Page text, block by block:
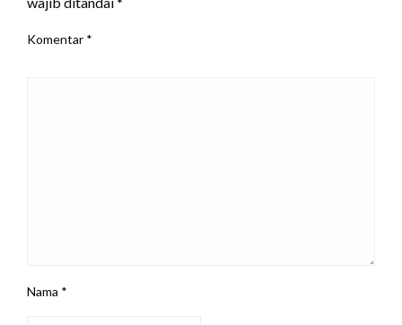
Komentar *
Nama *